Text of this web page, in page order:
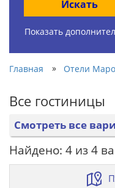
Искать
Показать
Главная » Отели
Все гостиницы
Смотреть все
Найдено: 4 из 4